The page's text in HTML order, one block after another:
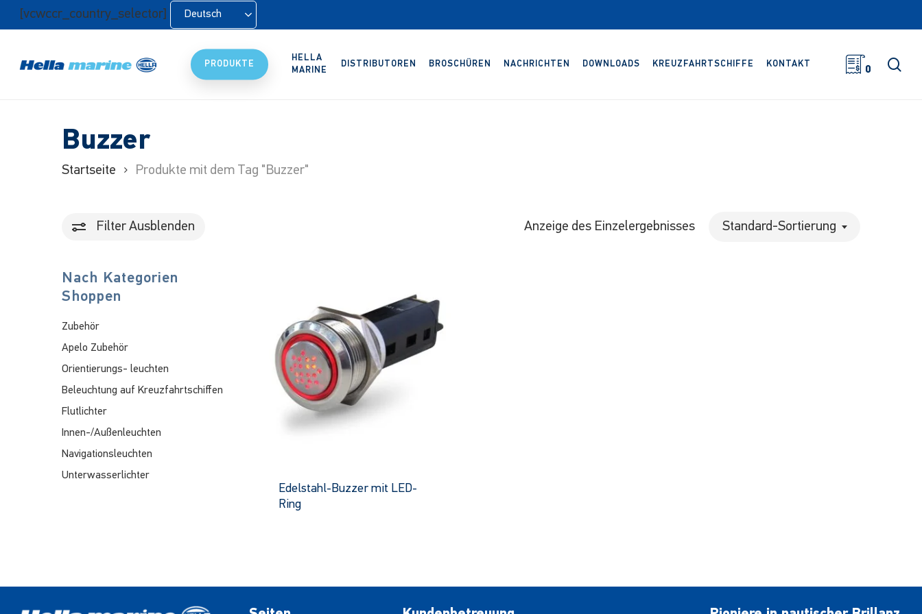
Zum[vcwccr_country_selector] Deutsch
PRODUKTE
HELLA
MARINE
DISTRIBUTOREN BROSCHÜREN NACHRICHTEN DOWNLOADS KREUZFAHRTSCHIFFE KONTAKT
0
Buzzer
Startseite Produkte mit dem Tag "Buzzer"
Filter Ausblenden Anzeige des Einzelergebnisses Standard-Sortierung
Nach Kategorien
Shoppen
Zubehör
Apelo Zubehör
Orientierungs- leuchten
Beleuchtung auf Kreuzfahrtschiffen
Flutlichter
Innen-/Außenleuchten
Navigationsleuchten
Unterwasserlichter
Edelstahl-Buzzer mit LED-
Ring
Varianten.